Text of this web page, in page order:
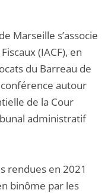
Marseille s’associe
(IACF), en
du Barreau de
autour
de la Cour
administratif
rendues en 2021
binôme par les